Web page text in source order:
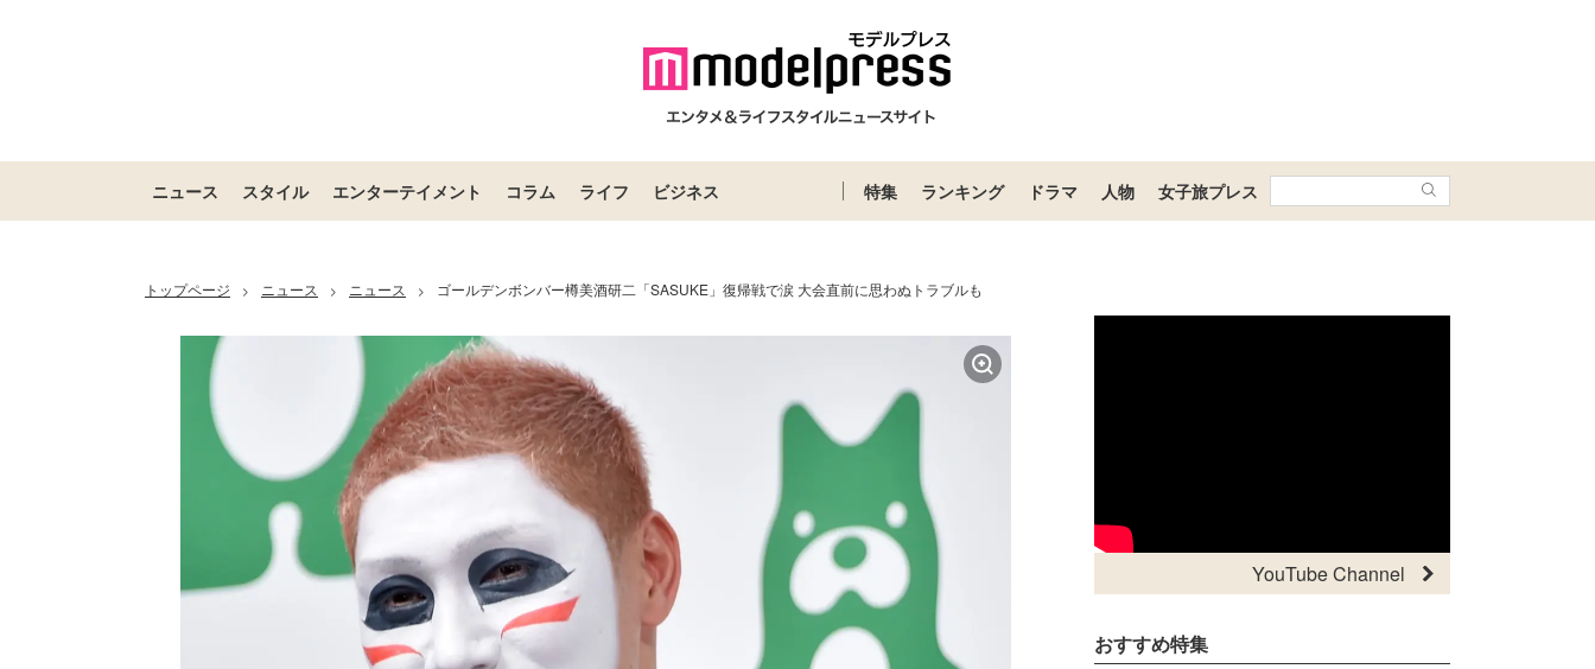
ニュース スタイル エンターテイメント コラム ライフ ビジネス 特集 ランキング ドラマ 人物 女子旅プレス
トップページ > ニュース > ニュース > ゴールデンボンバー樽美酒研二「SASUKE」復帰戦で涙 大会直前に思わぬトラブルも
YouTube Channel
おすすめ特集